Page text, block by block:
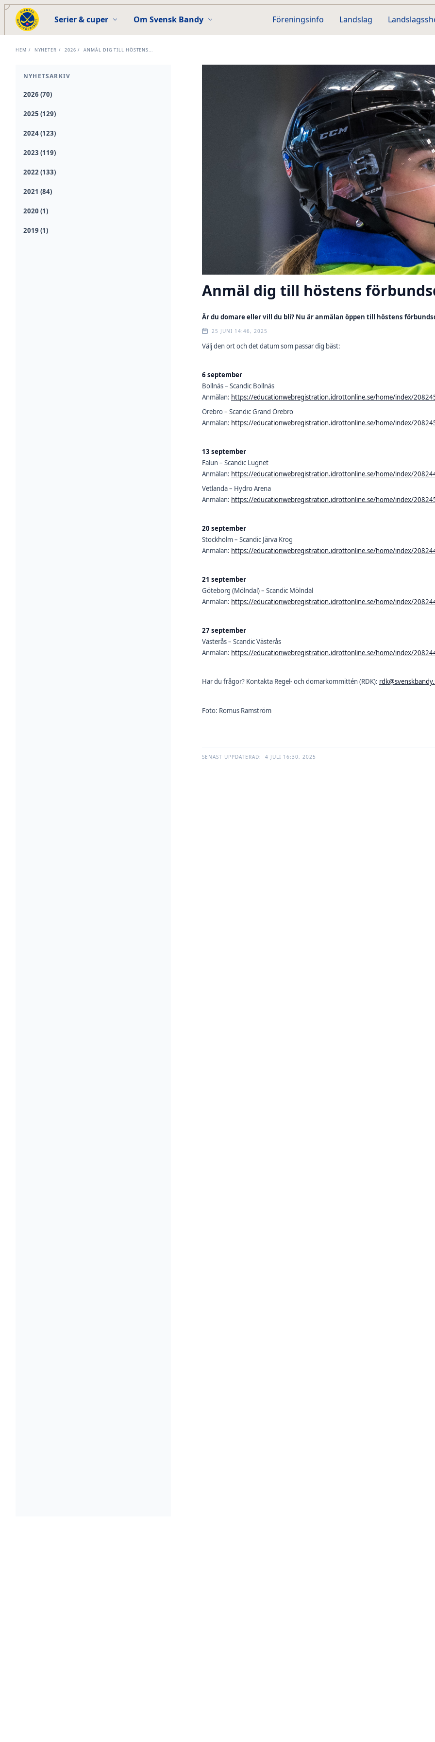
Serier & cuper Om Svensk Bandy Föreningsinfo Landslag
HEM / NYHETER / 2026 / ANMÄL DIG TILL HÖSTENS...
NYHETSARKIV
2026 (70)
2025 (129)
2024 (123)
2023 (119)
2022 (133)
2021 (84)
2020 (1)
2019 (1)
Anmäl dig till höstens
Är du domare eller vill du bli? Nu är anmälan öppen till höstens
25 JUNI 14:46, 2025
Välj den ort och det datum som passar dig bäst:
6 september
Bollnäs – Scandic Bollnäs
Anmälan: https://educationwebregistration.idrottonline.se/home/index/
Örebro – Scandic Grand Örebro
Anmälan: https://educationwebregistration.idrottonline.se/home/index/
13 september
Falun – Scandic Lugnet
Anmälan: https://educationwebregistration.idrottonline.se/home/index/
Vetlanda – Hydro Arena
Anmälan: https://educationwebregistration.idrottonline.se/home/index/
20 september
Stockholm – Scandic Järva Krog
Anmälan: https://educationwebregistration.idrottonline.se/home/index/
21 september
Göteborg (Mölndal) – Scandic Mölndal
Anmälan: https://educationwebregistration.idrottonline.se/home/index/
27 september
Västerås – Scandic Västerås
Anmälan: https://educationwebregistration.idrottonline.se/home/index/
Har du frågor? Kontakta Regel- och domarkommittén (RDK):
Foto: Romus Ramström
SENAST UPPDATERAD: 4 JULI 16:30, 2025